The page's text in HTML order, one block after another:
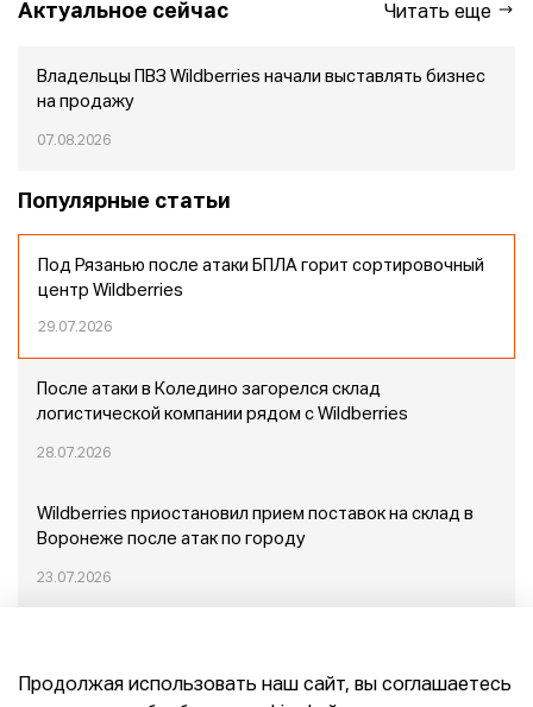
Актуальное сейчас Читать еще
Владельцы ПВЗ Wildberries начали выставлять бизнес
на продажу
07.08.2026
Популярные статьи
Под Рязанью после атаки БПЛА горит сортировочный
центр Wildberries
29.07.2026
После атаки в Коледино загорелся склад
логистической компании рядом с Wildberries
28.07.2026
Wildberries приостановил прием поставок на склад в
Воронеже после атак по городу
23.07.2026
Продолжая использовать наш сайт, вы соглашаетесь